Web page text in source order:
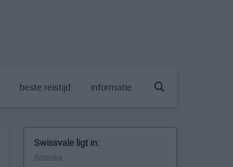
beste reistijd informatie
Swissvale ligt in:
Amerika